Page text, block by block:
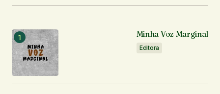
Minha Voz Marginal
Editora